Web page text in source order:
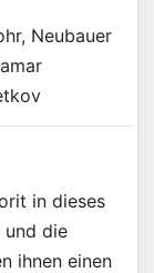
Neubauer
in dieses
und die
ihnen einen